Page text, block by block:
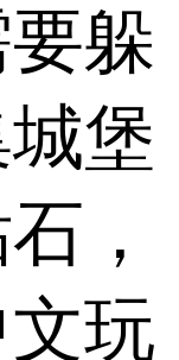
躲
堡
，
玩